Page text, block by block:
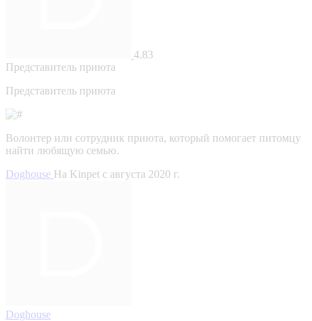
4.83
Представитель приюта
Представитель приюта
Волонтер или сотрудник приюта, который помогает питомцу
найти любящую семью.
Doghouse На Kinpet c августа 2020 г.
Doghouse